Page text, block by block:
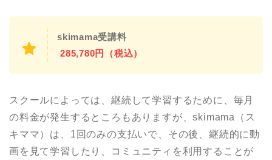
skimama受講料
285,780円（税込）
スクールによっては、継続して学習するために、毎月
の料金が発生するところもありますが、skimama（ス
キママ）は、1回のみの支払いで、その後、継続的に動
画を見て学習したり、コミュニティを利用することが